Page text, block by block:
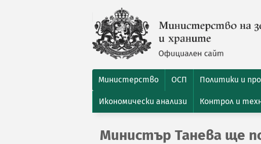
Министерство ОСП Политики и
Икономически анализи Контрол и
Министър Танева ще